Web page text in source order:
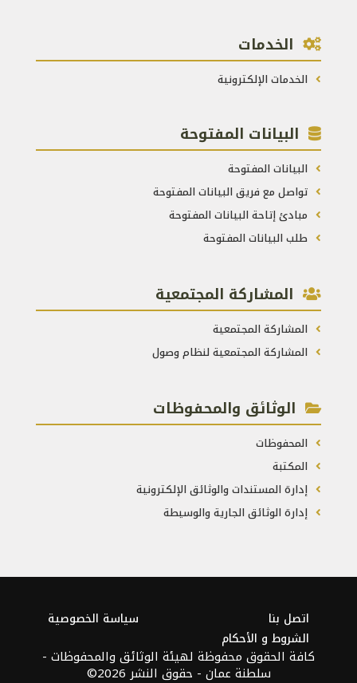
الخدمات
الخدمات الإلكترونية
البيانات المفتوحة
البيانات المفتوحة
تواصل مع فريق البيانات المفتوحة
مبادئ إتاحة البيانات المفتوحة
طلب البيانات المفتوحة
المشاركة المجتمعية
المشاركة المجتمعية
المشاركة المجتمعية لنظام وصول
الوثائق والمحفوظات
المحفوظات
المكتبة
إدارة المستندات والوثائق الإلكترونية
إدارة الوثائق الجارية والوسيطة
اتصل بنا
سياسة الخصوصية
الشروط و الأحكام
كافة الحقوق محفوظة لهيئة الوثائق والمحفوظات -
سلطنة عمان - حقوق النشر 2026©